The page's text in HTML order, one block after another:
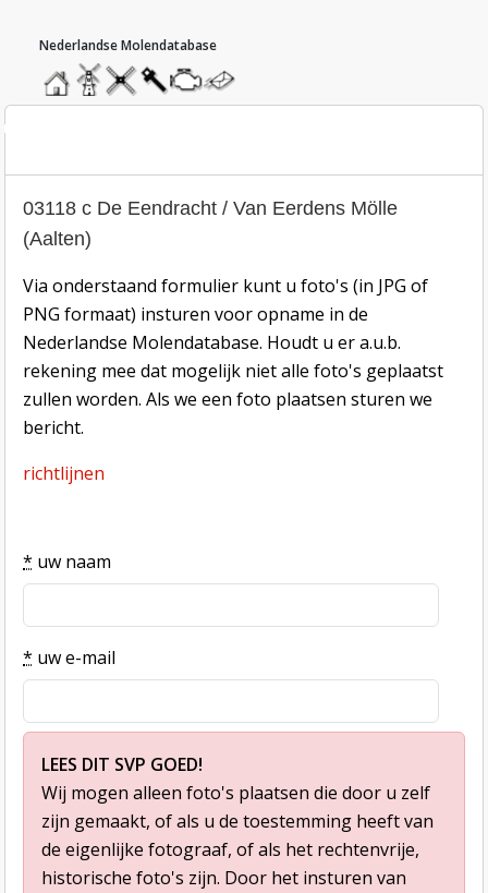
homemolendatabase
roedendatabase
assendatabase
motorendatabase
stuur
een
inzend-formulier
03118 c De Eendracht / Van Eerdens Mölle
(Aalten)
Via onderstaand formulier kunt u foto's (in JPG of
PNG formaat) insturen voor opname in de
Nederlandse Molendatabase. Houdt u er a.u.b.
rekening mee dat mogelijk niet alle foto's geplaatst
zullen worden. Als we een foto plaatsen sturen we
bericht.
richtlijnen
* uw naam
* uw e-mail
LEES DIT SVP GOED!
Wij mogen alleen foto's plaatsen die door u zelf
zijn gemaakt, of als u de toestemming heeft van
de eigenlijke fotograaf, of als het rechtenvrije,
historische foto's zijn. Door het insturen van